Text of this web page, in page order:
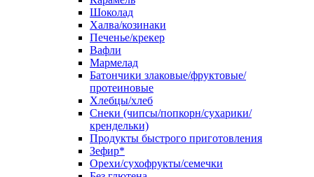
Шоколад
Халва/козинаки
Печенье/крекер
Вафли
Мармелад
Батончики злаковые/фруктовые/
протеиновые
Хлебцы/хлеб
Снеки (чипсы/попкорн/сухарики/
крендельки)
Продукты быстрого приготовления
Зефир*
Орехи/сухофрукты/семечки